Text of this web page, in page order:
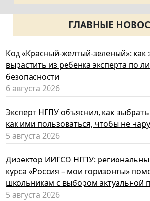
ГЛАВНЫЕ
Код «Красный-желтый-зеленый»: как
вырастить из ребенка эксперта по
безопасности
6 августа 2026
Эксперт НГПУ объяснил, как
как ими пользоваться, чтобы не
5 августа 2026
Директор ИИГСО НГПУ:
курса «Россия – мои горизонты»
школьникам с выбором актуальной
5 августа 2026